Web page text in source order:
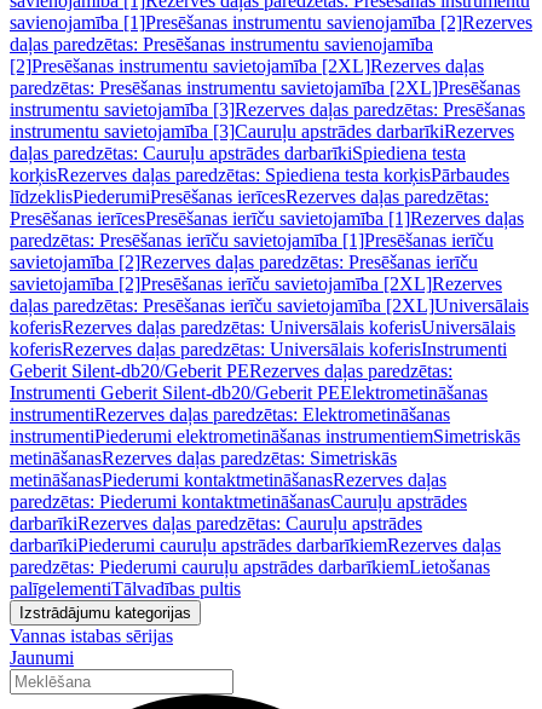
savienojamība [1]Presēšanas instrumentu savienojamība [2]Rezerves
daļas paredzētas: Presēšanas instrumentu savienojamība
[2]Presēšanas instrumentu savietojamība [2XL]Rezerves daļas
paredzētas: Presēšanas instrumentu savietojamība [2XL]Presēšanas
instrumentu savietojamība [3]Rezerves daļas paredzētas: Presēšanas
instrumentu savietojamība [3]Cauruļu apstrādes darbarīkiRezerves
daļas paredzētas: Cauruļu apstrādes darbarīkiSpiediena testa
korķisRezerves daļas paredzētas: Spiediena testa korķisPārbaudes
līdzeklisPiederumiPresēšanas ierīcesRezerves daļas paredzētas:
Presēšanas ierīcesPresēšanas ierīču savietojamība [1]Rezerves daļas
paredzētas: Presēšanas ierīču savietojamība [1]Presēšanas ierīču
savietojamība [2]Rezerves daļas paredzētas: Presēšanas ierīču
savietojamība [2]Presēšanas ierīču savietojamība [2XL]Rezerves
daļas paredzētas: Presēšanas ierīču savietojamība [2XL]Universālais
koferisRezerves daļas paredzētas: Universālais koferisUniversālais
koferisRezerves daļas paredzētas: Universālais koferisInstrumenti
Geberit Silent-db20/Geberit PERezerves daļas paredzētas:
Instrumenti Geberit Silent-db20/Geberit PEElektrometināšanas
instrumentiRezerves daļas paredzētas: Elektrometināšanas
instrumentiPiederumi elektrometināšanas instrumentiemSimetriskās
metināšanasRezerves daļas paredzētas: Simetriskās
metināšanasPiederumi kontaktmetināšanasRezerves daļas
paredzētas: Piederumi kontaktmetināšanasCauruļu apstrādes
darbarīkiRezerves daļas paredzētas: Cauruļu apstrādes
darbarīkiPiederumi cauruļu apstrādes darbarīkiemRezerves daļas
paredzētas: Piederumi cauruļu apstrādes darbarīkiemLietošanas
palīgelementiTālvadības pultis
Izstrādājumu kategorijas
Vannas istabas sērijas
Jaunumi